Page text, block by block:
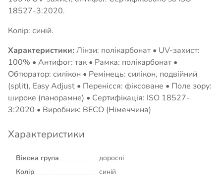
18527-3:2020.
Колір: синій.
Характеристики: Лінзи: полікарбонат • UV-захист:
100% • Антифог: так • Рамка: полікарбонат •
Обтюратор: силікон • Ремінець: силікон, подвійний
(split), Easy Adjust • Перенісся: фіксоване • Поле зору:
широке (панорамне) • Сертифікація: ISO 18527-
3:2020 • Виробник: BECO (Німеччина)
Характеристики
Вікова група
дорослі
Колір
синій